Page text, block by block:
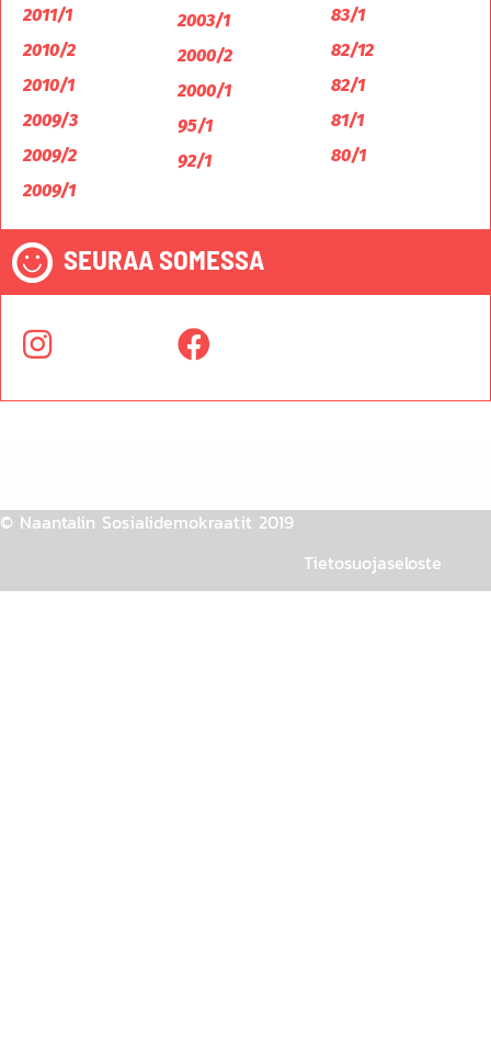
2011/1
2010/2
2010/1
2009/3
2009/2
2009/1
2003/1
2000/2
2000/1
95/1
92/1
83/1
82/12
82/1
81/1
80/1
SEURAA SOMESSA
© Naantalin Sosialidemokraatit 2019
Tietosuojaseloste